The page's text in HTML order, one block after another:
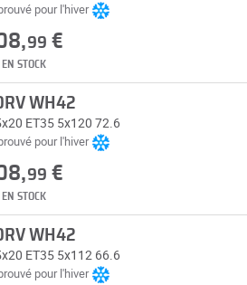
pour l'hiver
99 €
EN STOCK
WH42
ET35 5x120 72.6
pour l'hiver
99 €
EN STOCK
WH42
ET35 5x112 66.6
pour l'hiver